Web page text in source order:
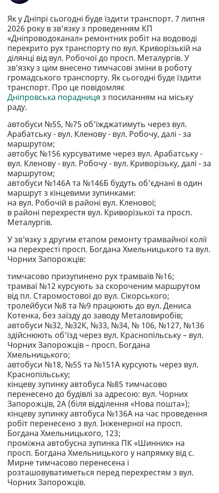
Як у Дніпрі сьогодні буде їздити транспорт. 7 липня
2026 року в зв’язку з проведенням КП
«Дніпроводоканал» ремонтних робіт на водоводі
перекрито рух транспорту по вул. Криворізькій на
ділянці від вул. Робочої до просп. Металургів. У
зв’язку з цим внесено тимчасові зміни в роботу
громадського транспорту. Як сьогодні буде їздити
транспорт. Про це повідомляє
Дніпровська порадниця з посиланням на міську
раду.
автобуси №55, №75 об'їжджатимуть через вул.
Арабатську - вул. Кленову - вул. Робочу, далі - за
маршрутом;
автобус №156 курсуватиме через вул. Арабатську -
вул. Кленову - вул. Робочу - вул. Криворізьку, далі - за
маршрутом;
автобуси №146А та №146Б будуть об'єднані в один
маршрут з кінцевими зупинками:
на вул. Робочій в районі вул. Кленової;
в районі перехрестя вул. Криворізької та просп.
Металургів.
У зв'язку з другим етапом ремонту трамвайної колії
на перехресті просп. Богдана Хмельницького та вул.
Чорних Запорожців:
тимчасово призупинено рух трамваїв №16;
трамваї №12 курсують за скороченим маршрутом
від пл. Старомостової до вул. Сікорського;
тролейбуси №8 та №9 працюють до вул. Дениса
Котенка, без заїзду до заводу Металовиробів;
автобуси №32, №32К, №33, №34, № 106, №127, №136
здійснюють об’їзд через вул. Краснопільську – вул.
Чорних Запорожців – просп. Богдана
Хмельницького;
автобуси №18, №55 та №151А курсують через вул.
Краснопільську;
кінцеву зупинку автобуса №85 тимчасово
перенесено до будівлі за адресою: вул. Чорних
Запорожців, 2А (біля відділення «Нова пошта»);
кінцеву зупинку автобуса №136А на час проведення
робіт перенесено з вул. Інженерної на просп.
Богдана Хмельницького, 123;
проміжна автобусна зупинка ПК «Шинник» на
просп. Богдана Хмельницького у напрямку від с.
Мирне тимчасово перенесена і
розташовуватиметься перед перехрестям з вул.
Чорних Запорожців.